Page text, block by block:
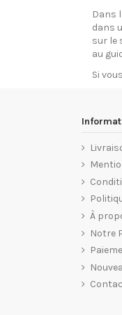
Dans
dans
sur le
au
Si
À
Notre